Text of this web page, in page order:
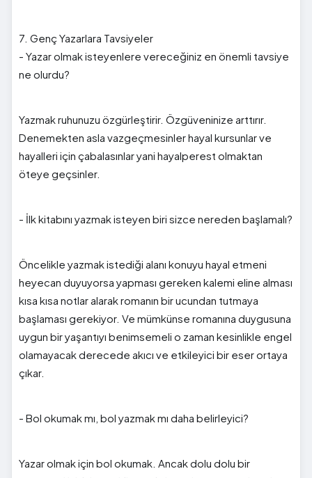
7. Genç Yazarlara Tavsiyeler
- Yazar olmak isteyenlere vereceğiniz en önemli tavsiye
ne olurdu?
Yazmak ruhunuzu özgürleştirir. Özgüveninize arttırır.
Denemekten asla vazgeçmesinler hayal kursunlar ve
hayalleri için çabalasınlar yani hayalperest olmaktan
öteye geçsinler.
- İlk kitabını yazmak isteyen biri sizce nereden başlamalı?
Öncelikle yazmak istediği alanı konuyu hayal etmeni
heyecan duyuyorsa yapması gereken kalemi eline alması
kısa kısa notlar alarak romanın bir ucundan tutmaya
başlaması gerekiyor. Ve mümkünse romanına duygusuna
uygun bir yaşantıyı benimsemeli o zaman kesinlikle engel
olamayacak derecede akıcı ve etkileyici bir eser ortaya
çıkar.
- Bol okumak mı, bol yazmak mı daha belirleyici?
Yazar olmak için bol okumak. Ancak dolu dolu bir